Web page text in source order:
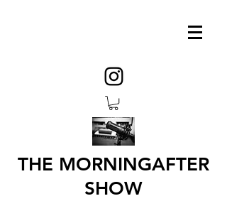
THE MORNINGAFTER
SHOW